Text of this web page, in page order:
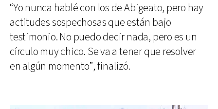
“Yo nunca hablé con los de Abigeato, pero hay
actitudes sospechosas que están bajo
testimonio. No puedo decir nada, pero es un
círculo muy chico. Se va a tener que resolver
en algún momento”, finalizó.